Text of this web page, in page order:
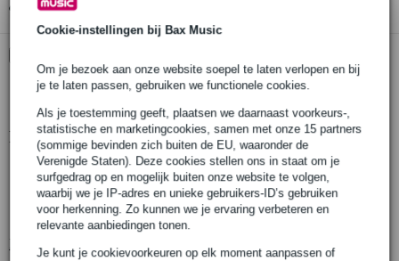
Cookie-instellingen bij Bax Music
Om je bezoek aan onze website soepel te laten verlopen en bij
je te laten passen, gebruiken we functionele cookies.
Als je toestemming geeft, plaatsen we daarnaast voorkeurs-,
statistische en marketingcookies, samen met onze 15 partners
(sommige bevinden zich buiten de EU, waaronder de
Verenigde Staten). Deze cookies stellen ons in staat om je
surfgedrag op en mogelijk buiten onze website te volgen,
waarbij we je IP-adres en unieke gebruikers-ID’s gebruiken
voor herkenning. Zo kunnen we je ervaring verbeteren en
relevante aanbiedingen tonen.
Je kunt je cookievoorkeuren op elk moment aanpassen of
Gratis ophalen in de winkel
voordelen
€ 11,- eenmalig
Productinformatie
afwerking: zijdeglans
binding: meerlaags
materiaal hals: mahonie (mahogany)